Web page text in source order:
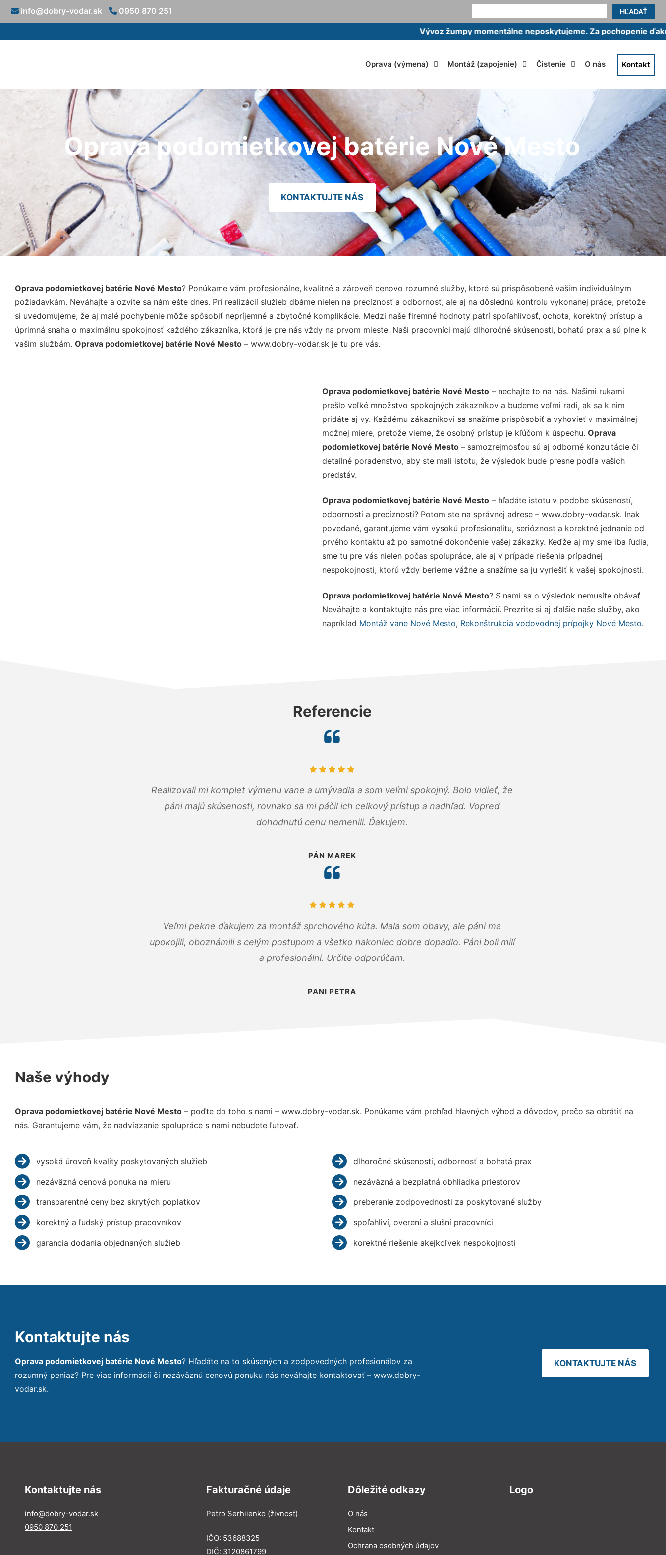
HĽADAŤ
info@dobry-vodar.sk 0950 870 251
Vývoz žumpy momentálne neposkytujeme. Za pochopenie ďakujeme.
Oprava (výmena) Montáž (zapojenie) Čistenie O nás Kontakt
Oprava podomietkovej batérie Nové Mesto
KONTAKTUJTE NÁS
Oprava podomietkovej batérie Nové Mesto? Ponúkame vám profesionálne, kvalitné a zároveň cenovo rozumné služby, ktoré sú prispôsobené vašim individuálnym
požiadavkám. Neváhajte a ozvite sa nám ešte dnes. Pri realizácií služieb dbáme nielen na precíznosť a odbornosť, ale aj na dôslednú kontrolu vykonanej práce, pretože
si uvedomujeme, že aj malé pochybenie môže spôsobiť nepríjemné a zbytočné komplikácie. Medzi naše firemné hodnoty patrí spoľahlivosť, ochota, korektný prístup a
úprimná snaha o maximálnu spokojnosť každého zákazníka, ktorá je pre nás vždy na prvom mieste. Naši pracovníci majú dlhoročné skúsenosti, bohatú prax a sú plne k
vašim službám. Oprava podomietkovej batérie Nové Mesto – www.dobry-vodar.sk je tu pre vás.
Oprava podomietkovej batérie Nové Mesto– nechajte to na nás. Našimi rukami
prešlo veľké množstvo spokojných zákazníkov a budeme veľmi radi, ak sa k nim
pridáte aj vy. Každému zákazníkovi sa snažíme prispôsobiť a vyhovieť v maximálnej
možnej miere, pretože vieme, že osobný prístup je kľúčom k úspechu. Oprava
podomietkovej batérie Nové Mesto – samozrejmosťou sú aj odborné konzultácie či
detailné poradenstvo, aby ste mali istotu, že výsledok bude presne podľa vašich
predstáv.
Oprava podomietkovej batérie Nové Mesto– hľadáte istotu v podobe skúseností,
odbornosti a precíznosti? Potom ste na správnej adrese – www.dobry-vodar.sk. Inak
povedané, garantujeme vám vysokú profesionalitu, serióznosť a korektné jednanie od
prvého kontaktu až po samotné dokončenie vašej zákazky. Keďže aj my sme iba ľudia,
sme tu pre vás nielen počas spolupráce, ale aj v prípade riešenia prípadnej
nespokojnosti, ktorú vždy berieme vážne a snažíme sa ju vyriešiť k vašej spokojnosti.
Oprava podomietkovej batérie Nové Mesto? S nami sa o výsledok nemusíte obávať.
Neváhajte a kontaktujte nás pre viac informácií. Prezrite si aj ďalšie naše služby, ako
napríklad Montáž vane Nové Mesto, Rekonštrukcia vodovodnej prípojky Nové Mesto.
Referencie
Realizovali mi komplet výmenu vane a umývadla a som veľmi spokojný. Bolo vidieť, že
páni majú skúsenosti, rovnako sa mi páčil ich celkový prístup a nadhľad. Vopred
dohodnutú cenu nemenili. Ďakujem.
PÁN MAREK
Veľmi pekne ďakujem za montáž sprchového kúta. Mala som obavy, ale páni ma
upokojili, oboznámili s celým postupom a všetko nakoniec dobre dopadlo. Páni boli milí
a profesionálni. Určite odporúčam.
PANI PETRA
Naše výhody
Oprava podomietkovej batérie Nové Mesto – poďte do toho s nami – www.dobry-vodar.sk. Ponúkame vám prehľad hlavných výhod a dôvodov, prečo sa obrátiť na
nás. Garantujeme vám, že nadviazanie spolupráce s nami nebudete ľutovať.
vysoká úroveň kvality poskytovaných služieb
nezáväzná cenová ponuka na mieru
transparentné ceny bez skrytých poplatkov
korektný a ľudský prístup pracovníkov
garancia dodania objednaných služieb
dlhoročné skúsenosti, odbornosť a bohatá prax
nezáväzná a bezplatná obhliadka priestorov
preberanie zodpovednosti za poskytované služby
spoľahliví, overení a slušní pracovníci
korektné riešenie akejkoľvek nespokojnosti
Kontaktujte nás
Oprava podomietkovej batérie Nové Mesto? Hľadáte na to skúsených a zodpovedných profesionálov za
rozumný peniaz? Pre viac informácií či nezáväznú cenovú ponuku nás neváhajte kontaktovať – www.dobry-
vodar.sk.
KONTAKTUJTE NÁS
Kontaktujte nás
info@dobry-vodar.sk
0950 870 251
Fakturačné údaje
Petro Serhiienko (živnosť)
IČO: 53688325
DIČ: 3120861799
Dôležité odkazy
O nás
Kontakt
Ochrana osobných údajov
Logo